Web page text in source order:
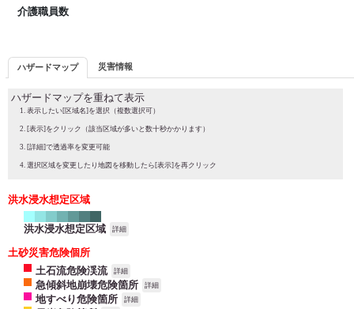
介護職員数
ハザードマップ 災害情報
ハザードマップを重ねて表示
表示したい[区域名]を選択（複数選択可）
[表示]をクリック（該当区域が多いと数十秒かかります）
[詳細]で透過率を変更可能
選択区域を変更したり地図を移動したら[表示]を再クリック
洪水浸水想定区域
洪水浸水想定区域 詳細
土砂災害危険個所
土石流危険渓流
詳細
急傾斜地崩壊危険箇所 詳細
地すべり危険箇所 詳細